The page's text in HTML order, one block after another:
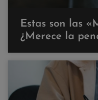
Estas son las
¿Merece la